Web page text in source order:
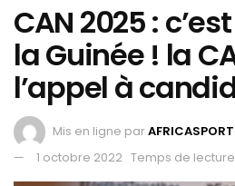
CAN 2025 :
la Guinée ! la
l’appel à
Mis en ligne parAFRICASPORT
1 octobre 2022 Temps de